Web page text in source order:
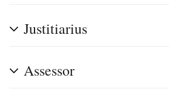
Justitiarius
Assessor